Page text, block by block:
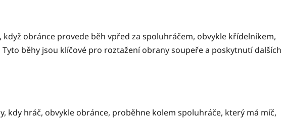
když obránce provede běh vpřed za spoluhráčem, obvykle křídelníkem,
běhy jsou klíčové pro roztažení obrany soupeře a poskytnutí dalších
kdy hráč, obvykle obránce, proběhne kolem spoluhráče, který má míč,